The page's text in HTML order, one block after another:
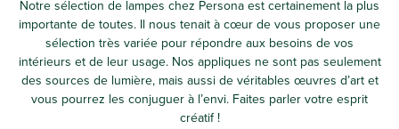
Notre sélection de lampes chez Persona est certainement la plus
importante de toutes. Il nous tenait à cœur de vous proposer une
sélection très variée pour répondre aux besoins de vos
intérieurs et de leur usage. Nos appliques ne sont pas seulement
des sources de lumière, mais aussi de véritables œuvres d’art et
vous pourrez les conjuguer à l’envi. Faites parler votre esprit
créatif !